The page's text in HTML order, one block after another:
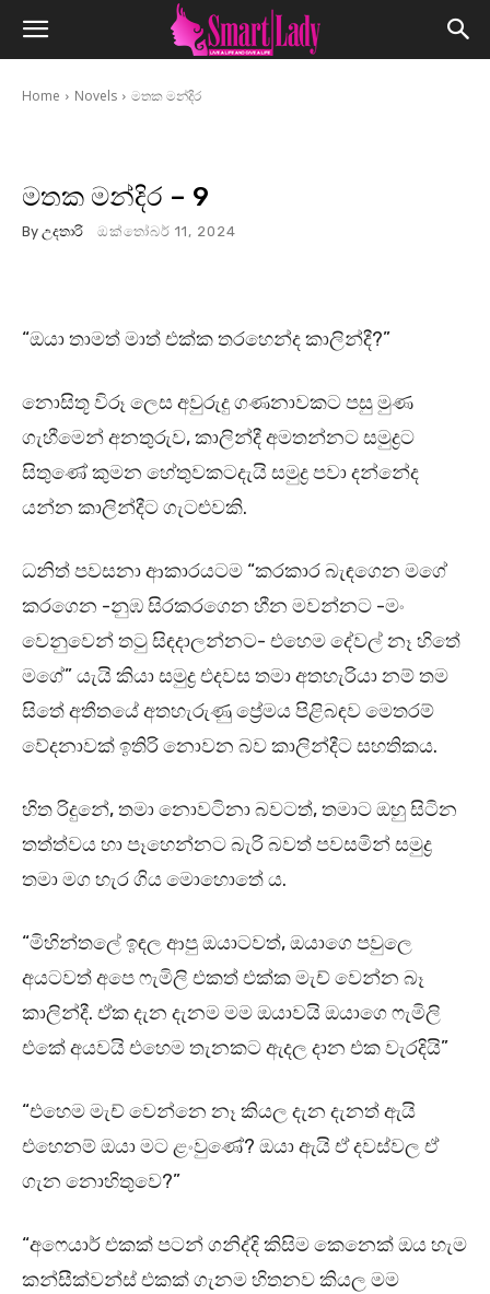
Home Novels මතක මන්දිර
මතක මන්දිර – 9
By උදතාරි ඔක්තෝබර් 11, 2024
“ඔයා තාමත් මාත් එක්ක තරහෙන්ද කාලින්දී?”
නොසිතූ විරූ ලෙස අවුරුදු ගණනාවකට පසු මුණ
ගැහීමෙන් අනතුරුව, කාලින්දී අමතන්නට සමුද්‍රට
සිතුණේ කුමන හේතුවකටදැයි සමුද්‍ර පවා දන්නේද
යන්න කාලින්දීට ගැටළුවකි.
ධනිත් පවසනා ආකාරයටම “කරකාර බැඳගෙන මගේ
කරගෙන -නුඹ සිරකරගෙන හීන මවන්නට -මං
වෙනුවෙන් තටු සිඳදාලන්නට- එහෙම දේවල් නෑ හිතේ
මගේ” යැයි කියා සමුද්‍ර එදවස තමා අතහැරියා නම් තම
සිතේ අතීතයේ අතහැරුණු ප්‍රේමය පිළිබඳව මෙතරම්
වේදනාවක් ඉතිරි නොවන බව කාලින්දීට සහතිකය.
හිත රිදුනේ, තමා නොවටිනා බවටත්, තමාට ඔහු සිටින
තත්ත්වය හා පෑහෙන්නට බැරි බවත් පවසමින් සමුද්‍ර
තමා මග හැර ගිය මොහොතේ ය.
“මිහින්තලේ ඉඳල ආපු ඔයාටවත්, ඔයාගෙ පවුලෙ
අයටවත් අපෙ ෆැමිලි එකත් එක්ක මැච් වෙන්න බෑ
කාලින්දී. ඒක දැන දැනම මම ඔයාවයි ඔයාගෙ ෆැමිලි
එකේ අයවයි එහෙම තැනකට ඇදල දාන එක වැරදියි”
“එහෙම මැච් වෙන්නෙ නෑ කියල දැන දැනත් ඇයි
එහෙනම් ඔයා මට ළංවුණේ? ඔයා ඇයි ඒ දවස්වල ඒ
ගැන නොහිතුවෙ?”
“අෆෙයාර් එකක් පටන් ගනිද්දි කිසිම කෙනෙක් ඔය හැම
කන්සීක්වන්ස් එකක් ගැනම හිතනව කියල මම